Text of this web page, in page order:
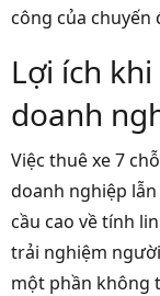
công của chuyến
Lợi ích
doanh
Việc thuê xe 7
doanh nghiệp
cầu cao về tính
trải nghiệm
một phần không